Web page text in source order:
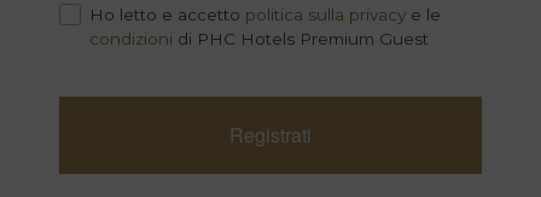
Ho letto e accetto politica sulla privacy e le
condizioni di PHC Hotels Premium Guest
Registrati